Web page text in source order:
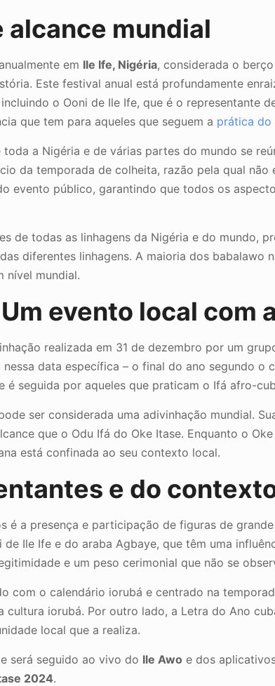
alcance mundial
em Ile Ife, Nigéria, considerada o
Este festival anual está profundamente
o Ooni de Ile Ife, que é o representante
que tem para aqueles que seguem a prática do
a Nigéria e de várias partes do mundo se
da temporada de colheita, razão pela qual
evento público, garantindo que todos os
de todas as linhagens da Nigéria e do mundo,
diferentes linhagens. A maioria dos babalawo
nível mundial.
evento local com
realizada em 31 de dezembro por um
data específica – o final do ano segundo o
é seguida por aqueles que praticam o Ifá afro-
ser considerada uma adivinhação mundial.
que o Odu Ifá do Oke Itase. Enquanto o
está confinada ao seu contexto local.
e do
é a presença e participação de figuras de
Ile Ife e do araba Agbaye, que têm uma
e um peso cerimonial que não se
com o calendário iorubá e centrado na
iorubá. Por outro lado, a Letra do Ano
local que a realiza.
e será seguido ao vivo do Ile Awo e dos
2024.